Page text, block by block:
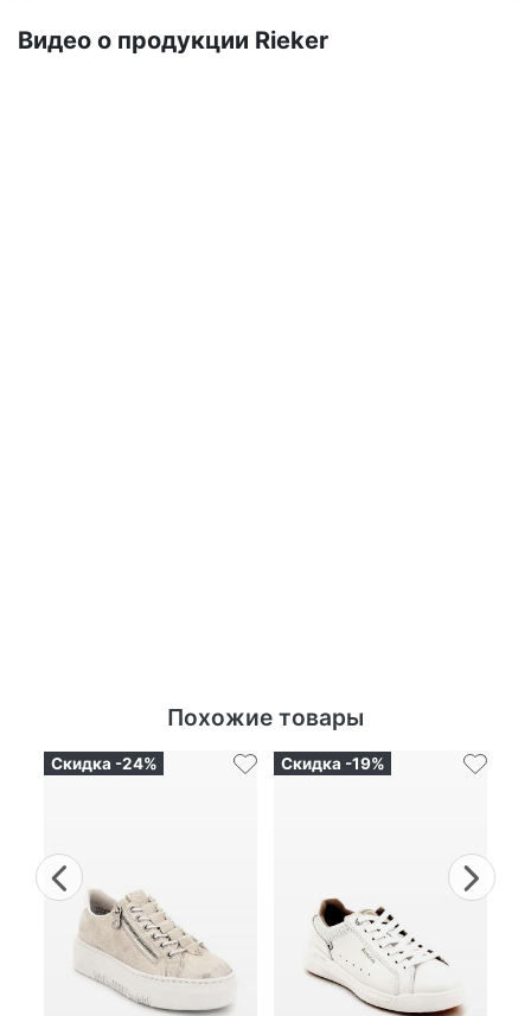
Ви­део о про­дук­ции Ri­eker
Похожие товары
Previous
Скидка -24% Скидка -19%